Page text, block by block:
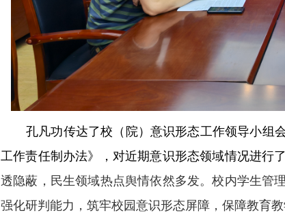
孔凡功传达了校（院）意识形态工作领导小组
工作责任制办法》， 对近期意识形态领域情况进行
透隐蔽，民生领域热点舆情依然多发。校内学生管
强化研判能力，筑牢校园意识形态屏障，保障教育教